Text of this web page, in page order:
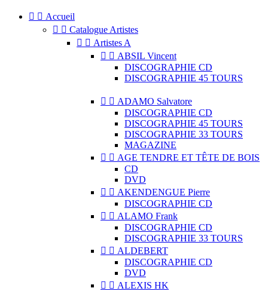
  Accueil
  Catalogue Artistes
  Artistes A
  ABSIL Vincent
DISCOGRAPHIE CD
DISCOGRAPHIE 45 TOURS
  ADAMO Salvatore
DISCOGRAPHIE CD
DISCOGRAPHIE 45 TOURS
DISCOGRAPHIE 33 TOURS
MAGAZINE
  AGE TENDRE ET TÊTE DE BOIS
CD
DVD
  AKENDENGUE Pierre
DISCOGRAPHIE CD
  ALAMO Frank
DISCOGRAPHIE CD
DISCOGRAPHIE 33 TOURS
  ALDEBERT
DISCOGRAPHIE CD
DVD
  ALEXIS HK